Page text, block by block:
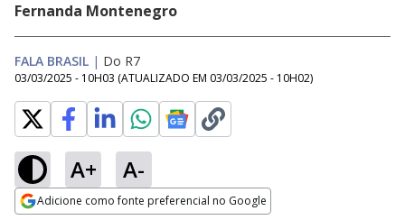
Fernanda Montenegro
FALA BRASIL | Do R7
03/03/2025 - 10H03 (ATUALIZADO EM 03/03/2025 - 10H02)
A+ A-
Adicione como fonte preferencial no Google
Ativar
Loaded
36.94%